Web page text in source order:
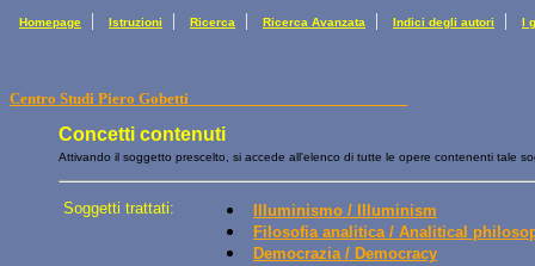
Homepage | Istruzioni | Ricerca | Ricerca Avanzata | Indici degli autori | I
Centro Studi Piero Gobetti
Concetti contenuti
Attivando il soggetto prescelto, si accede all'elenco di tutte le opere contenenti tale
Soggetti trattati:
Illuminismo / Illuminism
Filosofia analitica / Analitical
Democrazia / Democracy